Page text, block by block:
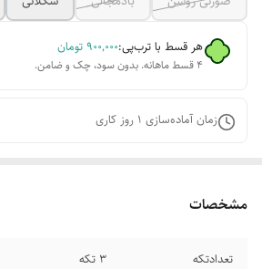
هر قسط با ترب‌پی:۹۰۰٬۰۰۰ تومان
۴ قسط ماهانه. بدون سود، چک و ضامن.
زمان آماده‌سازی 1 روز کاری
مشخصات
تعدادتکه 3 تکه